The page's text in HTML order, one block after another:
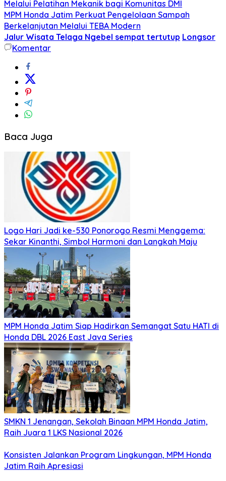
Melalui Pelatihan Mekanik bagi Komunitas DMI
MPM Honda Jatim Perkuat Pengelolaan Sampah
Berkelanjutan Melalui TEBA Modern
Jalur Wisata Telaga Ngebel sempat tertutup Longsor
Komentar
Baca Juga
Logo Hari Jadi ke-530 Ponorogo Resmi Menggema:
Sekar Kinanthi, Simbol Harmoni dan Langkah Maju
MPM Honda Jatim Siap Hadirkan Semangat Satu HATI di
Honda DBL 2026 East Java Series
SMKN 1 Jenangan, Sekolah Binaan MPM Honda Jatim,
Raih Juara 1 LKS Nasional 2026
Konsisten Jalankan Program Lingkungan, MPM Honda
Jatim Raih Apresiasi